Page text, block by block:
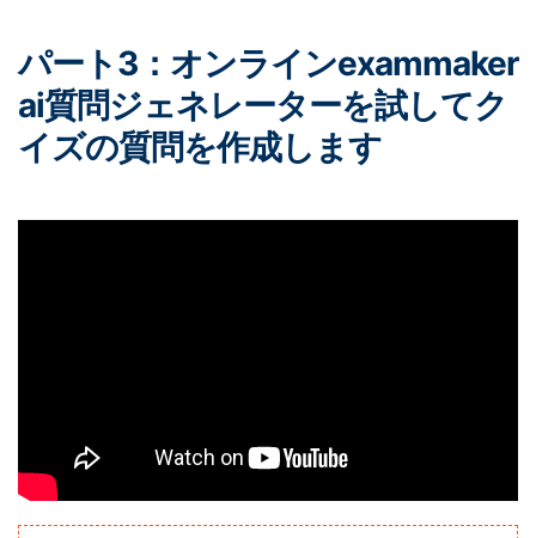
パート3：オンラインexammaker
ai質問ジェネレーターを試してク
イズの質問を作成します